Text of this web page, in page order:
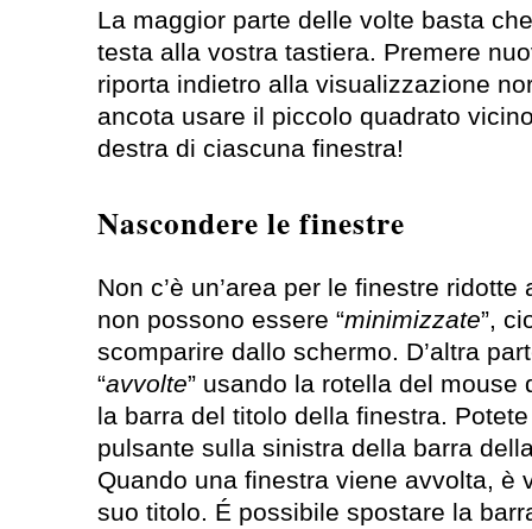
La maggior parte delle volte basta
testa alla vostra tastiera. Premere
riporta indietro alla visualizzazione
ancota usare il piccolo quadrato
destra di ciascuna finestra!
Nascondere le finestre
Non c’è un’area per le finestre
non possono essere “minimizzate”,
scomparire dallo schermo. D’altra
“avvolte” usando la rotella del mouse
la barra del titolo della finestra.
pulsante sulla sinistra della barra
Quando una finestra viene avvolta, è
suo titolo. É possibile spostare la